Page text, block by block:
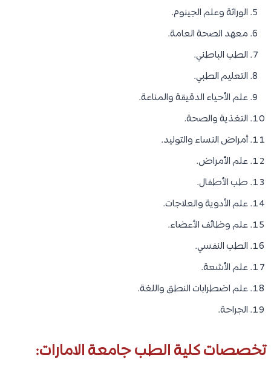
الوراثة وعلم الجينوم.
معهد الصحة العامة.
الطب الباطني.
التعليم الطبي.
علم الأحياء الدقيقة والمناعة.
التغذية والصحة.
أمراض النساء والتوليد.
علم الأمراض.
طب الأطفال.
علم الأدوية والعلاجات.
علم وظائف الأعضاء.
الطب النفسي.
علم الأشعة.
علم اضطرابات النطق واللغة.
الجراحة.
تخصصات كلية الطب جامعة الامارات: